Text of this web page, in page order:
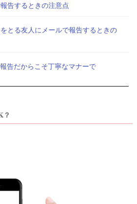
告するときの注意点
とる友人にメールで報告するときの
告だからこそ丁寧なマナーで
？